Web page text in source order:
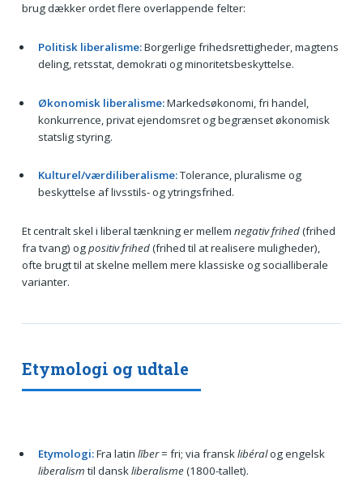
brug dækker ordet flere overlappende felter:
Politisk liberalisme:Borgerlige frihedsrettigheder, magtens
deling, retsstat, demokrati og minoritetsbeskyttelse.
Økonomisk liberalisme:Markedsøkonomi, fri handel,
konkurrence, privat ejendomsret og begrænset økonomisk
statslig styring.
Kulturel/værdiliberalisme:Tolerance, pluralisme og
beskyttelse af livsstils- og ytringsfrihed.
Et centralt skel i liberal tænkning er mellem negativ frihed(frihed
fra tvang) ogpositiv frihed(frihed til at realisere muligheder),
ofte brugt til at skelne mellem mere klassiske og socialliberale
varianter.
Etymologi og udtale
Etymologi:Fra latin līber= fri; via fransklibéralog engelsk
liberalism til danskliberalisme(1800-tallet).